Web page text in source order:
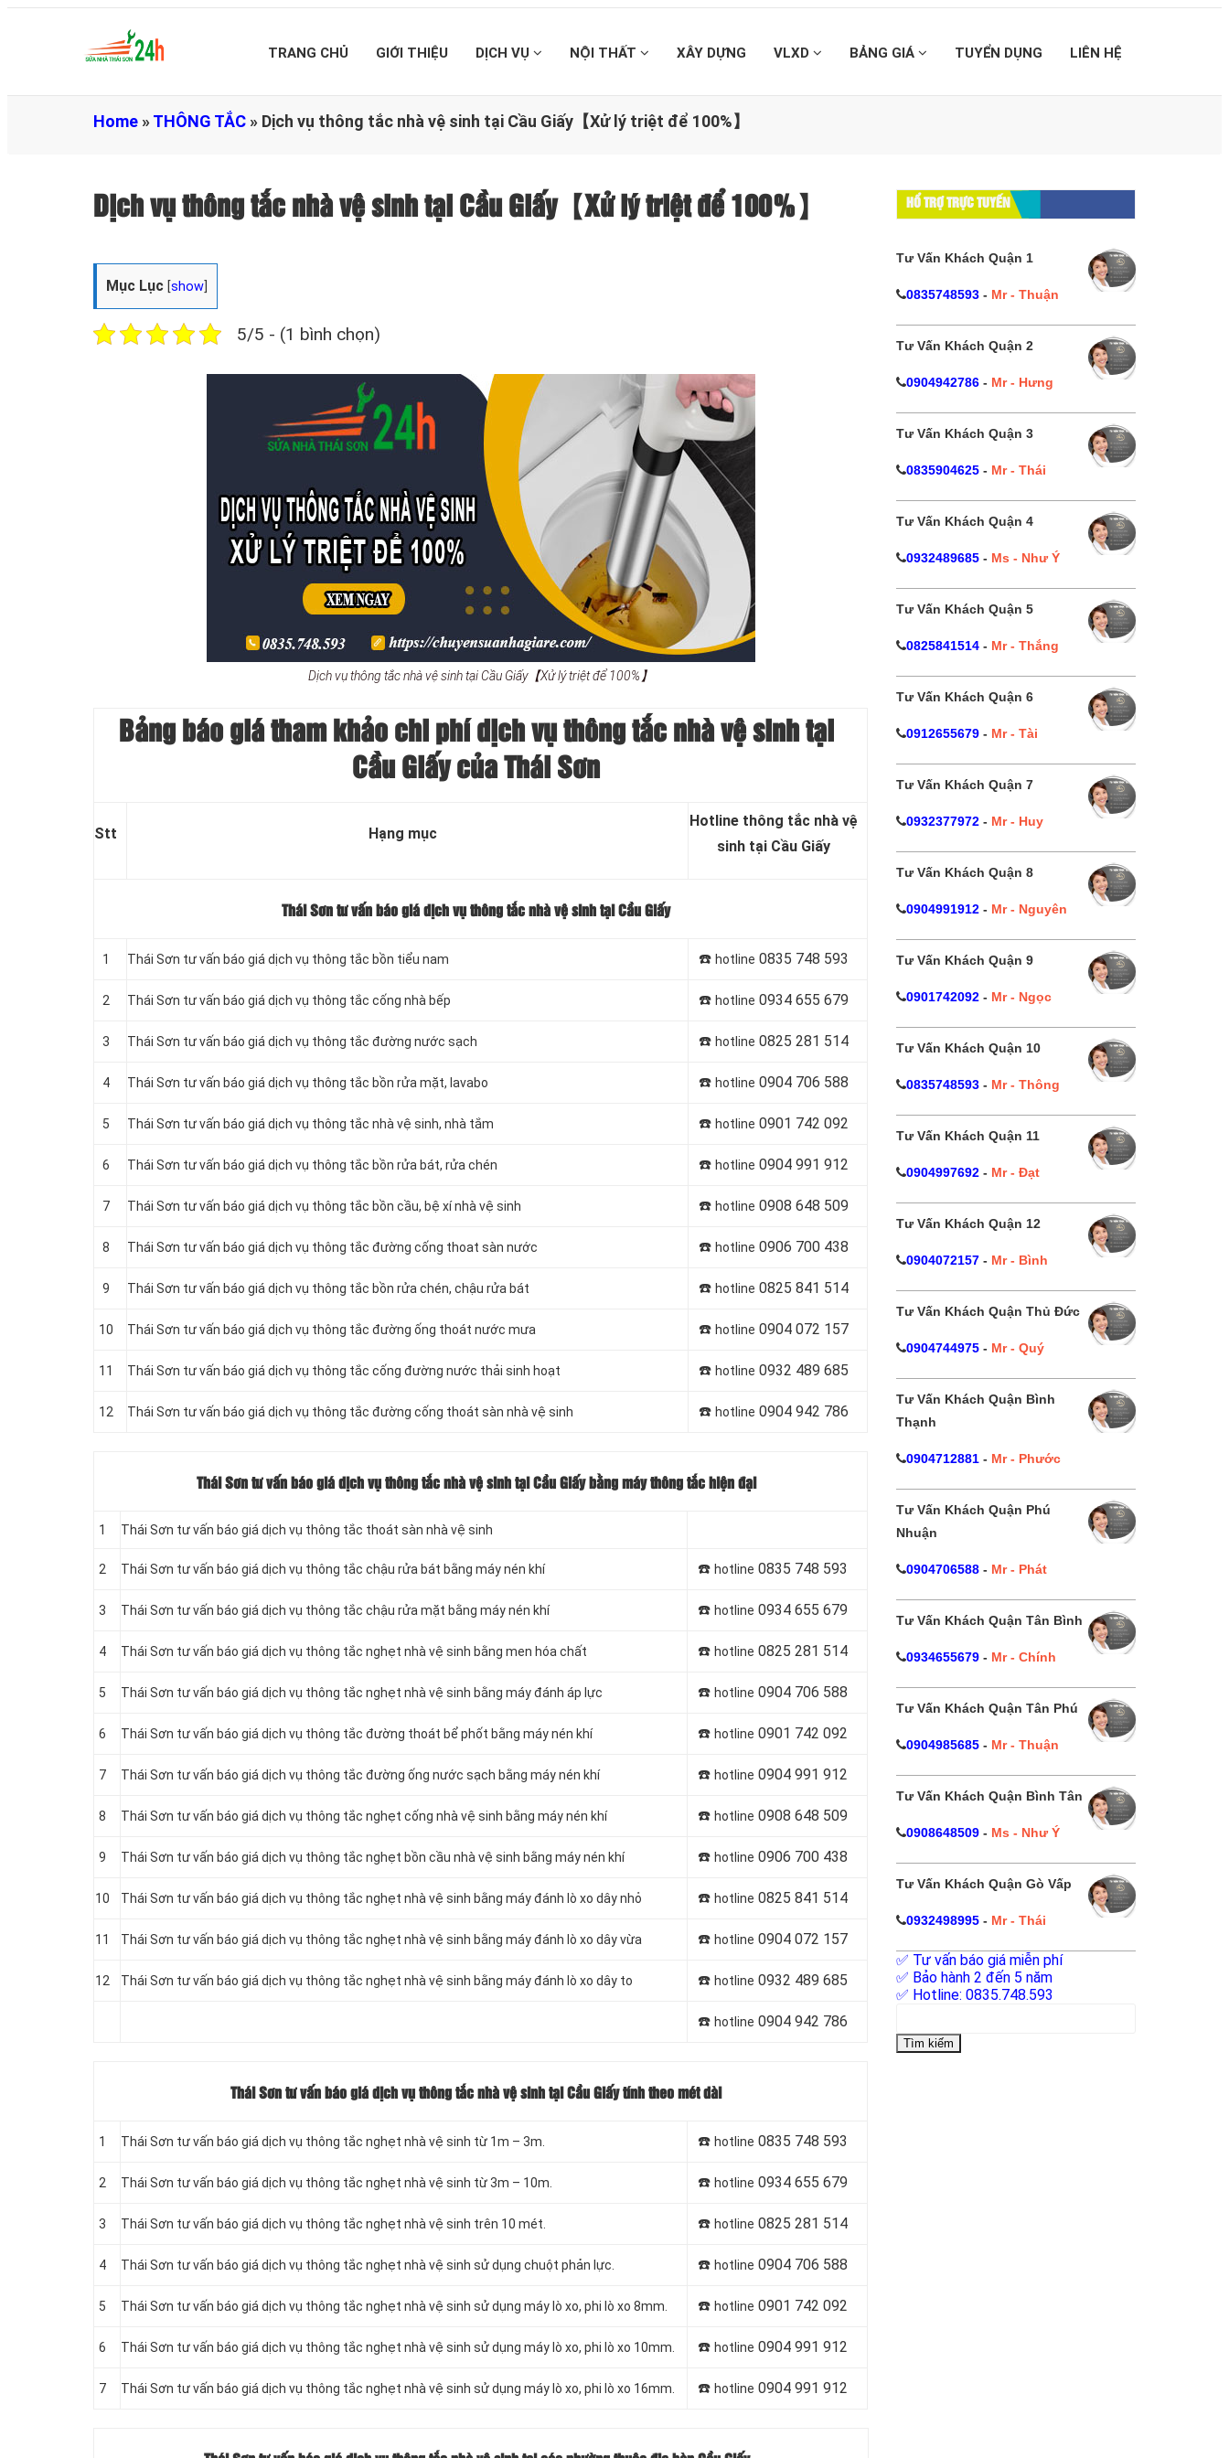
TRANG CHỦ GIỚI THIỆU DỊCH VỤ NỘI THẤT XÂY DỰNG VLXD BẢNG GIÁ TUYỂN DỤNG LIÊN HỆ
Home »THÔNG TẮC » Dịch vụ thông tắc nhà vệ sinh tại Cầu Giấy【Xử lý triệt để 100%】
Dịch vụ thông tắc nhà vệ sinh tại Cầu Giấy【Xử lý triệt để 100%】
Mục Lục [show
5/5 - (1 bình chọn)
Dịch vụ thông tắc nhà vệ sinh tại Cầu Giấy【Xử lý triệt để 100%】
Bảng báo giá tham khảo chi phí dịch vụ thông tắc nhà vệ sinh tại
Cầu Giấy của Thái Sơn
Stt Hạng mục
Hotline thông tắc nhà vệ
sinh tại Cầu Giấy
Thái Sơn tư vấn báo giá dịch vụ thông tắc nhà vệ sinh tại Cầu Giấy
1 Thái Sơn tư vấn báo giá dịch vụ thông tắc bồn tiểu nam ☎️ hotline 0835 748 593
2 Thái Sơn tư vấn báo giá dịch vụ thông tắc cống nhà bếp ☎️ hotline 0934 655 679
3 Thái Sơn tư vấn báo giá dịch vụ thông tắc đường nước sạch ☎️ hotline 0825 281 514
4 Thái Sơn tư vấn báo giá dịch vụ thông tắc bồn rửa mặt, lavabo ☎️ hotline 0904 706 588
5 Thái Sơn tư vấn báo giá dịch vụ thông tắc nhà vệ sinh, nhà tắm ☎️ hotline 0901 742 092
6 Thái Sơn tư vấn báo giá dịch vụ thông tắc bồn rửa bát, rửa chén ☎️ hotline 0904 991 912
7 Thái Sơn tư vấn báo giá dịch vụ thông tắc bồn cầu, bệ xí nhà vệ sinh ☎️ hotline 0908 648 509
8 Thái Sơn tư vấn báo giá dịch vụ thông tắc đường cống thoat sàn nước ☎️ hotline 0906 700 438
9 Thái Sơn tư vấn báo giá dịch vụ thông tắc bồn rửa chén, chậu rửa bát ☎️ hotline 0825 841 514
10 Thái Sơn tư vấn báo giá dịch vụ thông tắc đường ống thoát nước mưa ☎️ hotline 0904 072 157
11 ‎Thái Sơn tư vấn báo giá dịch vụ thông tắc cống đường nước thải sinh hoạt ☎️ hotline 0932 489 685
12 Thái Sơn tư vấn báo giá dịch vụ thông tắc đường cống thoát sàn nhà vệ sinh ☎️ hotline 0904 942 786
Thái Sơn tư vấn báo giá dịch vụ thông tắc nhà vệ sinh tại Cầu Giấy bằng máy thông tắc hiện đại
1 Thái Sơn tư vấn báo giá dịch vụ thông tắc thoát sàn nhà vệ sinh
2 Thái Sơn tư vấn báo giá dịch vụ thông tắc chậu rửa bát bằng máy nén khí ☎️ hotline 0835 748 593
3 Thái Sơn tư vấn báo giá dịch vụ thông tắc chậu rửa mặt bằng máy nén khí ☎️ hotline 0934 655 679
4 Thái Sơn tư vấn báo giá dịch vụ thông tắc nghẹt nhà vệ sinh bằng men hóa chất ☎️ hotline 0825 281 514
5 Thái Sơn tư vấn báo giá dịch vụ thông tắc nghẹt nhà vệ sinh bằng máy đánh áp lực ☎️ hotline 0904 706 588
6 Thái Sơn tư vấn báo giá dịch vụ thông tắc đường thoát bể phốt bằng máy nén khí ☎️ hotline 0901 742 092
7 Thái Sơn tư vấn báo giá dịch vụ thông tắc đường ống nước sạch bằng máy nén khí ☎️ hotline 0904 991 912
8 Thái Sơn tư vấn báo giá dịch vụ thông tắc nghẹt cống nhà vệ sinh bằng máy nén khí ☎️ hotline 0908 648 509
9 Thái Sơn tư vấn báo giá dịch vụ thông tắc nghẹt bồn cầu nhà vệ sinh bằng máy nén khí ☎️ hotline 0906 700 438
10 Thái Sơn tư vấn báo giá dịch vụ thông tắc nghẹt nhà vệ sinh bằng máy đánh lò xo dây nhỏ ☎️ hotline 0825 841 514
11 Thái Sơn tư vấn báo giá dịch vụ thông tắc nghẹt nhà vệ sinh bằng máy đánh lò xo dây vừa ☎️ hotline 0904 072 157
12 Thái Sơn tư vấn báo giá dịch vụ thông tắc nghẹt nhà vệ sinh bằng máy đánh lò xo dây to ☎️ hotline 0932 489 685
☎️ hotline 0904 942 786
Thái Sơn tư vấn báo giá dịch vụ thông tắc nhà vệ sinh tại Cầu Giấy tính theo mét dài
1 Thái Sơn tư vấn báo giá dịch vụ thông tắc nghẹt nhà vệ sinh từ 1m – 3m. ☎️ hotline 0835 748 593
2 Thái Sơn tư vấn báo giá dịch vụ thông tắc nghẹt nhà vệ sinh từ 3m – 10m. ☎️ hotline 0934 655 679
3 Thái Sơn tư vấn báo giá dịch vụ thông tắc nghẹt nhà vệ sinh trên 10 mét. ☎️ hotline 0825 281 514
4 Thái Sơn tư vấn báo giá dịch vụ thông tắc nghẹt nhà vệ sinh sử dụng chuột phản lực. ☎️ hotline 0904 706 588
5 Thái Sơn tư vấn báo giá dịch vụ thông tắc nghẹt nhà vệ sinh sử dụng máy lò xo, phi lò xo 8mm. ☎️ hotline 0901 742 092
6 Thái Sơn tư vấn báo giá dịch vụ thông tắc nghẹt nhà vệ sinh sử dụng máy lò xo, phi lò xo 10mm. ☎️ hotline 0904 991 912
7 Thái Sơn tư vấn báo giá dịch vụ thông tắc nghẹt nhà vệ sinh sử dụng máy lò xo, phi lò xo 16mm. ☎️ hotline 0904 991 912
HỔ TRỢ TRỰC TUYẾN
Tư Vấn Khách Quận 1
0835748593- Mr - Thuận
Tư Vấn Khách Quận 2
0904942786- Mr - Hưng
Tư Vấn Khách Quận 3
0835904625- Mr - Thái
Tư Vấn Khách Quận 4
0932489685- Ms - Như Ý
Tư Vấn Khách Quận 5
0825841514- Mr - Thắng
Tư Vấn Khách Quận 6
0912655679- Mr - Tài
Tư Vấn Khách Quận 7
0932377972- Mr - Huy
Tư Vấn Khách Quận 8
0904991912- Mr - Nguyên
Tư Vấn Khách Quận 9
0901742092- Mr - Ngọc
Tư Vấn Khách Quận 10
0835748593- Mr - Thông
Tư Vấn Khách Quận 11
0904997692- Mr - Đạt
Tư Vấn Khách Quận 12
0904072157- Mr - Bình
Tư Vấn Khách Quận Thủ Đức
0904744975- Mr - Quý
Tư Vấn Khách Quận Bình
Thạnh
0904712881- Mr - Phước
Tư Vấn Khách Quận Phú
Nhuận
0904706588- Mr - Phát
Tư Vấn Khách Quận Tân Bình
0934655679- Mr - Chính
Tư Vấn Khách Quận Tân Phú
0904985685- Mr - Thuận
Tư Vấn Khách Quận Bình Tân
0908648509- Ms - Như Ý
Tư Vấn Khách Quận Gò Vấp
0932498995- Mr - Thái
✅ Tư vấn báo giá miễn phí
✅ Bảo hành 2 đến 5 năm
✅ Hotline: 0835.748.593
cho: